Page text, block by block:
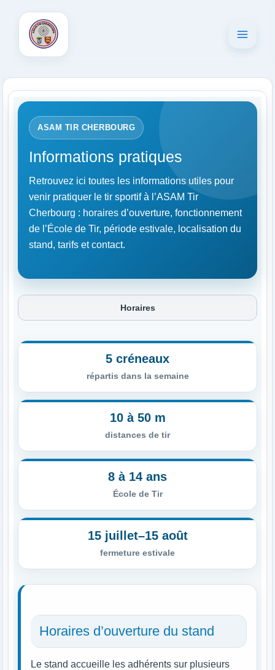
contenu
ASAM TIR CHERBOURG
Informations pratiques
Retrouvez ici toutes les informations utiles pour
venir pratiquer le tir sportif à l’ASAM Tir
Cherbourg : horaires d’ouverture, fonctionnement
de l’École de Tir, période estivale, localisation du
stand, tarifs et contact.
Horaires
5 créneaux
répartis dans la semaine
10 à 50 m
distances de tir
8 à 14 ans
École de Tir
15 juillet–15 août
fermeture estivale
Horaires d’ouverture du stand
Le stand accueille les adhérents sur plusieurs